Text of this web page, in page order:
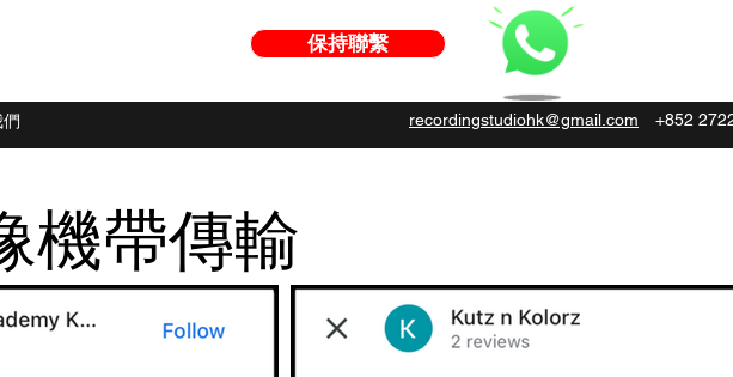
保持聯繫
recordingstudiohk@gmail.com +852
機帶傳輸